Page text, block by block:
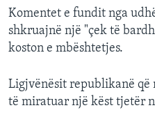
Komentet e fundit nga
shkruajnë një "çek të
koston e mbështetjes.
Ligjvënësit republikanë që
të miratuar një këst tjetër